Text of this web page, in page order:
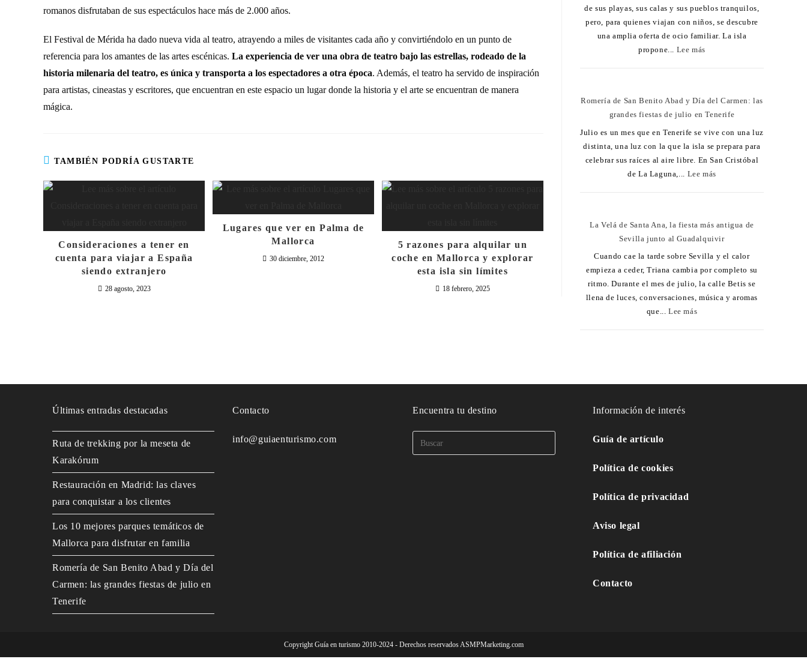
romanos disfrutaban de sus espectáculos hace más de 2.000 años.
El Festival de Mérida ha dado nueva vida al teatro, atrayendo a miles de visitantes cada año y convirtiéndolo en un punto de
referencia para los amantes de las artes escénicas. La experiencia de ver una obra de teatro bajo las estrellas, rodeado de la
historia milenaria del teatro, es única y transporta a los espectadores a otra época. Además, el teatro ha servido de inspiración
para artistas, cineastas y escritores, que encuentran en este espacio un lugar donde la historia y el arte se encuentran de manera
mágica.
TAMBIÉN PODRÍA GUSTARTE
Consideraciones a tener en
cuenta para viajar a España
siendo extranjero
28 agosto, 2023
Lugares que ver en Palma de
Mallorca
30 diciembre, 2012
5 razones para alquilar un
coche en Mallorca y explorar
esta isla sin límites
18 febrero, 2025
de sus playas, sus calas y sus pueblos tranquilos,
pero, para quienes viajan con niños, se descubre
una amplia oferta de ocio familiar. La isla
propone... Lee más
Romería de San Benito Abad y Día del Carmen: las
grandes fiestas de julio en Tenerife
Julio es un mes que en Tenerife se vive con una luz
distinta, una luz con la que la isla se prepara para
celebrar sus raíces al aire libre. En San Cristóbal
de La Laguna,... Lee más
La Velá de Santa Ana, la fiesta más antigua de
Sevilla junto al Guadalquivir
Cuando cae la tarde sobre Sevilla y el calor
empieza a ceder, Triana cambia por completo su
ritmo. Durante el mes de julio, la calle Betis se
llena de luces, conversaciones, música y aromas
que... Lee más
Últimas entradas destacadas
Ruta de trekking por la meseta de
Karakórum
Restauración en Madrid: las claves
para conquistar a los clientes
Los 10 mejores parques temáticos de
Mallorca para disfrutar en familia
Romería de San Benito Abad y Día del
Carmen: las grandes fiestas de julio en
Tenerife
Contacto
info@guiaenturismo.com
Encuentra tu destino Información de interés
Guía de artículo
Política de cookies
Política de privacidad
Aviso legal
Política de afiliación
Contacto
Copyright Guía en turismo 2010-2024 - Derechos reservados ASMPMarketing.com